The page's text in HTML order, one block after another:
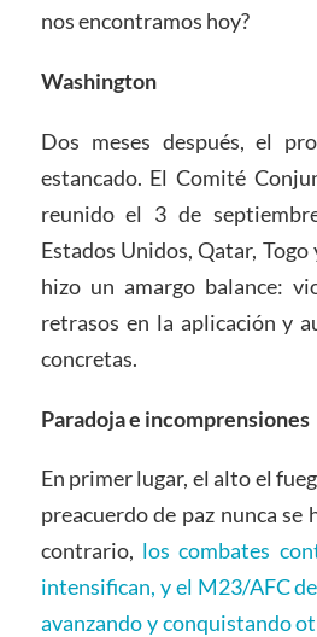
nos encontramos hoy?
Washington
Dos meses después, el
estancado. El Comité
reunido el 3 de
Estados Unidos, Qatar,
hizo un amargo balance:
retrasos en la aplicación y
concretas.
Paradoja e incomprensiones
En primer lugar, el alto el
preacuerdo de paz nunca se
contrario, los combates
intensifican, y el M23/AFC
avanzando y conquistando